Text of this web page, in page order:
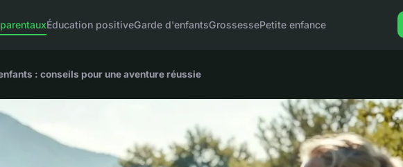
Éducation positiveGarde d'enfantsGrossessePetite enfance
: conseils pour une aventure réussie